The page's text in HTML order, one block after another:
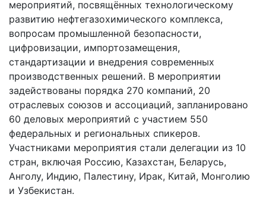
мероприятий, посвящённых технологическому
развитию нефтегазохимического комплекса,
вопросам промышленной безопасности,
цифровизации, импортозамещения,
стандартизации и внедрения современных
производственных решений. В мероприятии
задействованы порядка 270 компаний, 20
отраслевых союзов и ассоциаций, запланировано
60 деловых мероприятий с участием 550
федеральных и региональных спикеров.
Участниками мероприятия стали делегации из 10
стран, включая Россию, Казахстан, Беларусь,
Анголу, Индию, Палестину, Ирак, Китай, Монголию
и Узбекистан.